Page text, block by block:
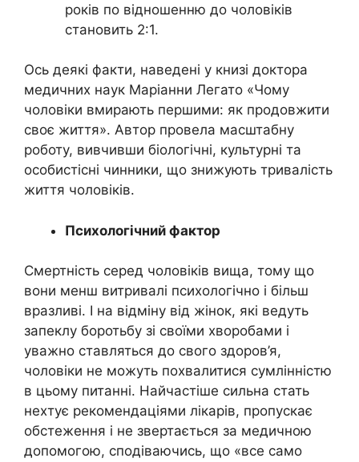
років по відношенню до чоловіків
становить 2:1.
Ось деякі факти, наведені у книзі доктора
медичних наук Маріанни Легато «Чому
чоловіки вмирають першими: як продовжити
своє життя». Автор провела масштабну
роботу, вивчивши біологічні, культурні та
особистісні чинники, що знижують тривалість
життя чоловіків.
Психологічний фактор
Смертність серед чоловіків вища, тому що
вони менш витривалі психологічно і більш
вразливі. І на відміну від жінок, які ведуть
запеклу боротьбу зі своїми хворобами і
уважно ставляться до свого здоров’я,
чоловіки не можуть похвалитися сумлінністю
в цьому питанні. Найчастіше сильна стать
нехтує рекомендаціями лікарів, пропускає
обстеження і не звертається за медичною
допомогою, сподіваючись, що «все само